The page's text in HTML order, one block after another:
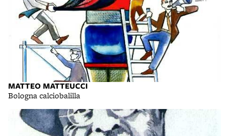
MATTEO MATTEUCCI
Bologna calciobalilla